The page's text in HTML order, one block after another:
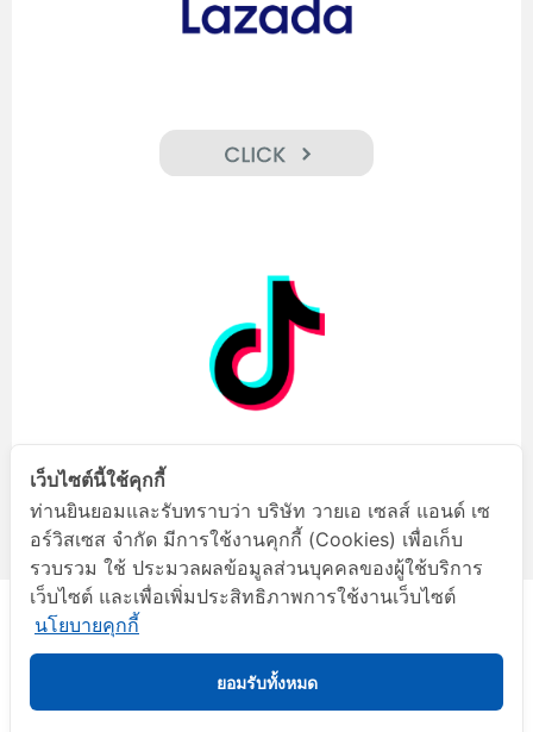
A member of Benchachinda Group
เว็บไซต์นี้ใช้คุกกี้
ท่านยินยอมและรับทราบว่า บริษัท วายเอ เซลส์ แอนด์ เซ
อร์วิสเซส จำกัด มีการใช้งานคุกกี้ (Cookies) เพื่อเก็บ
รวบรวม ใช้ ประมวลผลข้อมูลส่วนบุคคลของผู้ใช้บริการ
เว็บไซต์ และเพื่อเพิ่มประสิทธิภาพการใช้งานเว็บไซต์
นโยบายคุกกี้
ยอมรับทั้งหมด